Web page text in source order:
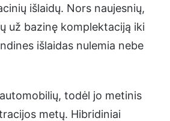
išlaidų. Nors naujesnių,
už bazinę komplektaciją iki
išlaidas nulemia nebe
todėl jo metinis
metų. Hibridiniai